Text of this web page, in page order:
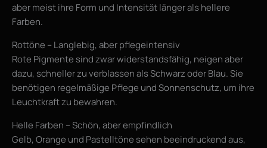
aber meist ihre Form und Intensität länger als hellere
Farben.
Rottöne – Langlebig, aber pflegeintensiv
Rote Pigmente sind zwar widerstandsfähig, neigen aber
dazu, schneller zu verblassen als Schwarz oder Blau. Sie
benötigen regelmäßige Pflege und Sonnenschutz, um ihre
Leuchtkraft zu bewahren.
Helle Farben – Schön, aber empfindlich
Gelb, Orange und Pastelltöne sehen beeindruckend aus,